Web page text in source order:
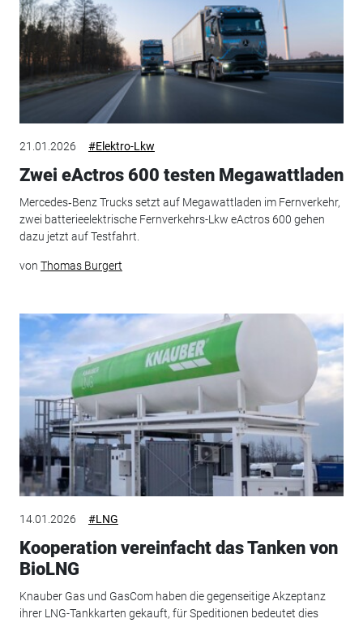
21.01.2026 #Elektro-Lkw
Zwei eActros 600 testen Megawattladen
Mercedes‑Benz Trucks setzt auf Megawattladen im Fernverkehr,
zwei batterieelektrische Fernverkehrs-Lkw eActros 600 gehen
dazu jetzt auf Testfahrt.
von Thomas Burgert
14.01.2026 #LNG
Kooperation vereinfacht das Tanken von
BioLNG
Knauber Gas und GasCom haben die gegenseitige Akzeptanz
ihrer LNG-Tankkarten gekauft, für Speditionen bedeutet dies